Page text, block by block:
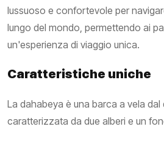
lussuoso e confortevole per
lungo del mondo, permettendo ai
un'esperienza di viaggio unica.
Caratteristiche uniche
La dahabeya è una barca a vela dal
caratterizzata da due alberi e un